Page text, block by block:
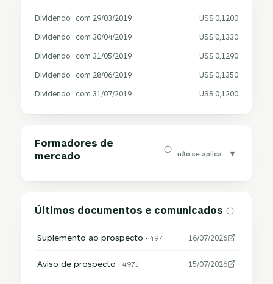
Dividendo · com 29/03/2019 US$ 0,1200
Dividendo · com 30/04/2019 US$ 0,1330
Dividendo · com 31/05/2019 US$ 0,1290
Dividendo · com 28/06/2019 US$ 0,1350
Dividendo · com 31/07/2019 US$ 0,1200
Formadores de
mercado
não se aplica ▾
Últimos documentos e comunicados
Suplemento ao prospecto ·497 16/07/2026
Aviso de prospecto ·497J 15/07/2026